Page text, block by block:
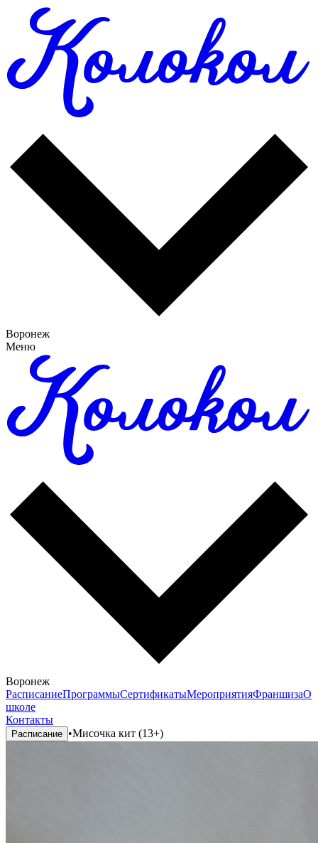
Воронеж
Меню
Воронеж
РасписаниеПрограммыСертификатыМероприятияФраншизаО
школе
Контакты
Расписание •Мисочка кит (13+)